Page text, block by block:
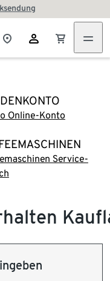
Online-Konto
Service-